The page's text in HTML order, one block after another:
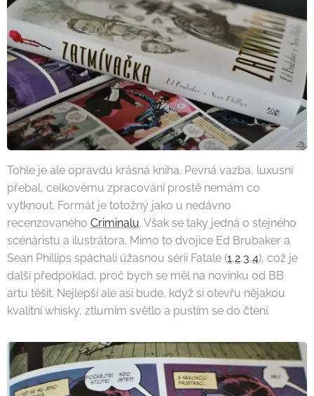
Tohle je ale opravdu krásná kniha. Pevná vazba, luxusní
přebal, celkovému zpracování prostě nemám co
vytknout. Formát je totožný jako u nedávno
recenzovaného Criminalu. Však se taky jedná o stejného
scénáristu a ilustrátora. Mimo to dvojice Ed Brubaker a
Sean Phillips spáchali úžasnou sérii Fatale (1,2,3,4), což je
další předpoklad, proč bych se měl na novinku od BB
artu těšit. Nejlepší ale asi bude, když si otevřu nějakou
kvalitní whisky, ztlumím světlo a pustím se do čtení.